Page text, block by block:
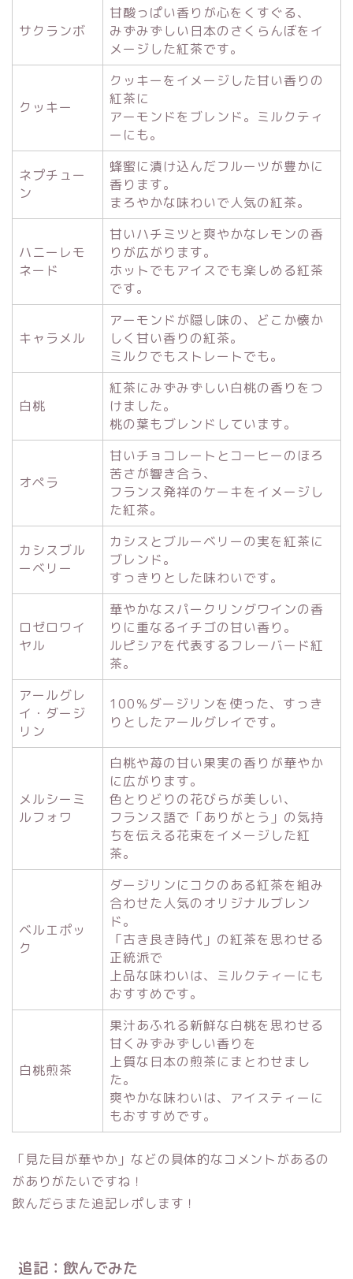
サクランボ
甘酸っぱい香りが心をくすぐる、
みずみずしい日本のさくらんぼをイ
メージした紅茶です。
クッキー
クッキーをイメージした甘い香りの
紅茶に
アーモンドをブレンド。ミルクティ
ーにも。
ネプチュー
ン
蜂蜜に漬け込んだフルーツが豊かに
香ります。
まろやかな味わいで人気の紅茶。
ハニーレモ
ネード
甘いハチミツと爽やかなレモンの香
りが広がります。
ホットでもアイスでも楽しめる紅茶
です。
キャラメル
アーモンドが隠し味の、どこか懐か
しく甘い香りの紅茶。
ミルクでもストレートでも。
白桃
紅茶にみずみずしい白桃の香りをつ
けました。
桃の葉もブレンドしています。
オペラ
甘いチョコレートとコーヒーのほろ
苦さが響き合う、
フランス発祥のケーキをイメージし
た紅茶。
カシスブル
ーベリー
カシスとブルーベリーの実を紅茶に
ブレンド。
すっきりとした味わいです。
ロゼロワイ
ヤル
華やかなスパークリングワインの香
りに重なるイチゴの甘い香り。
ルピシアを代表するフレーバード紅
茶。
アールグレ
イ・ダージ
リン
100％ダージリンを使った、すっき
りとしたアールグレイです。
メルシーミ
ルフォワ
白桃や苺の甘い果実の香りが華やか
に広がります。
色とりどりの花びらが美しい、
フランス語で「ありがとう」の気持
ちを伝える花束をイメージした紅
茶。
ベルエポッ
ク
ダージリンにコクのある紅茶を組み
合わせた人気のオリジナルブレン
ド。
「古き良き時代」の紅茶を思わせる
正統派で
上品な味わいは、ミルクティーにも
おすすめです。
白桃煎茶
果汁あふれる新鮮な白桃を思わせる
甘くみずみずしい香りを
上質な日本の煎茶にまとわせまし
た。
爽やかな味わいは、アイスティーに
もおすすめです。
「見た目が華やか」などの具体的なコメントがあるの
がありがたいですね！
飲んだらまた追記レポします！
追記：飲んでみた